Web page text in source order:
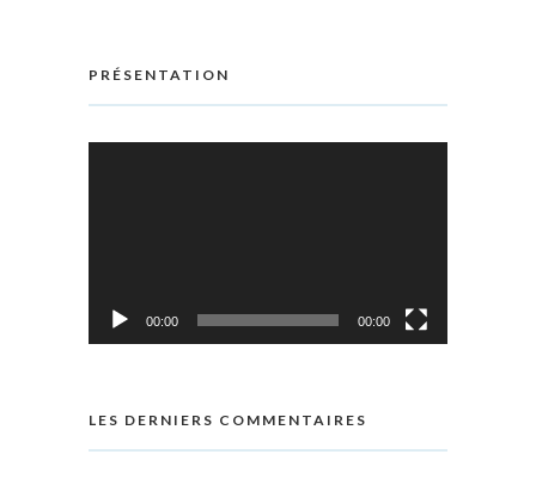
PRÉSENTATION
00:00 00:00
LES DERNIERS COMMENTAIRES